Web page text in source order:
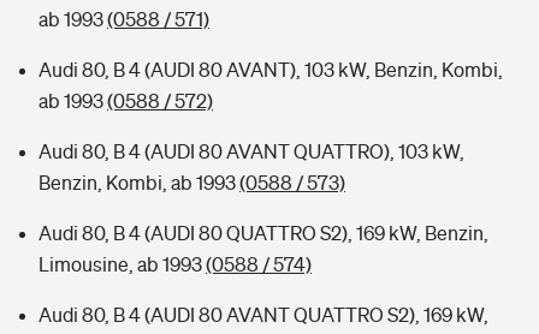
ab 1993(0588 / 571)
Audi 80, B 4 (AUDI 80 AVANT), 103 kW, Benzin, Kombi,
ab 1993(0588 / 572)
Audi 80, B 4 (AUDI 80 AVANT QUATTRO), 103 kW,
Benzin, Kombi, ab 1993(0588 / 573)
Audi 80, B 4 (AUDI 80 QUATTRO S2), 169 kW, Benzin,
Limousine, ab 1993(0588 / 574)
Audi 80, B 4 (AUDI 80 AVANT QUATTRO S2), 169 kW,